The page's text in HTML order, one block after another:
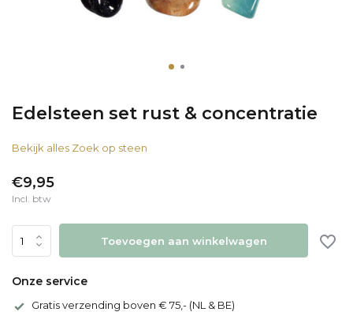
Edelsteen set rust & concentratie
Bekijk alles Zoek op steen
€9,95
Incl. btw
Toevoegen aan winkelwagen
Onze service
Gratis verzending boven € 75,- (NL & BE)